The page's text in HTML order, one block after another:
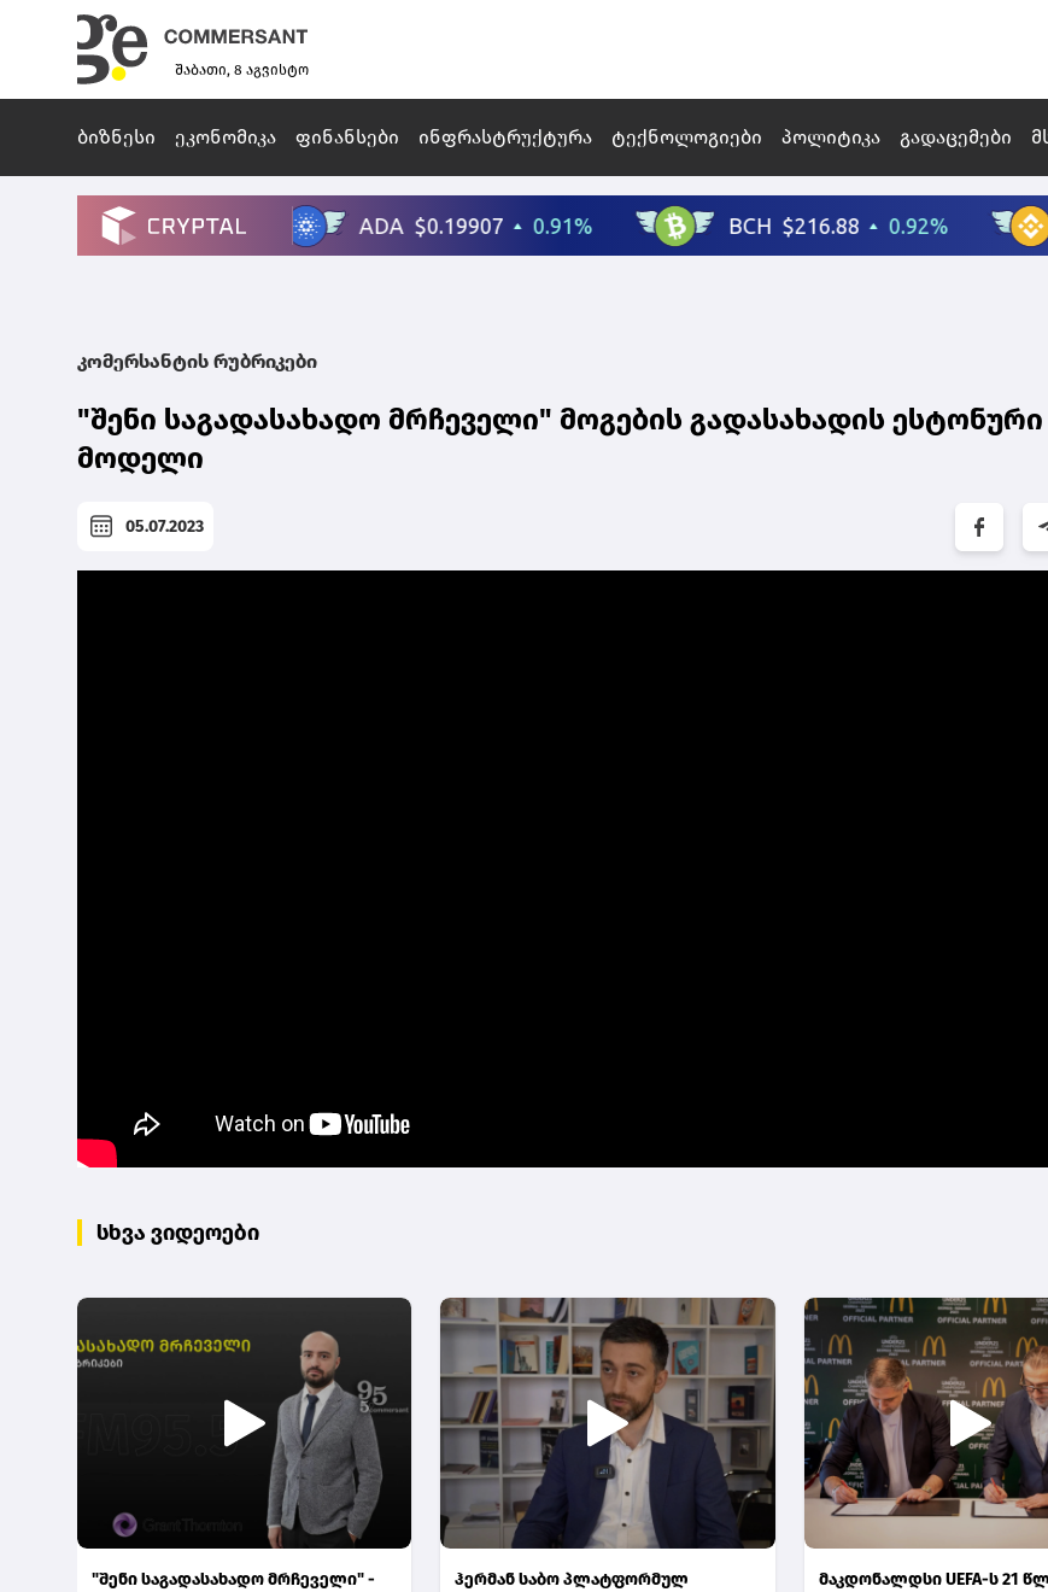
შაბათი, 8 აგვისტო
ბიზნესი ეკონომიკა ფინანსები ინფრასტრუქტურა ტექნოლოგიები პოლიტიკა გადაცემები
კომერსანტის რუბრიკები
"შენი საგადასახადო მრჩეველი" მოგების გადასახადის ესტონური
მოდელი
05.07.2023
სხვა ვიდეოები
"შენი საგადასახადო მრჩეველი" -
ჰერმან საბო პლატფორმულ
მაკდონალდსი UEFA-ს 21